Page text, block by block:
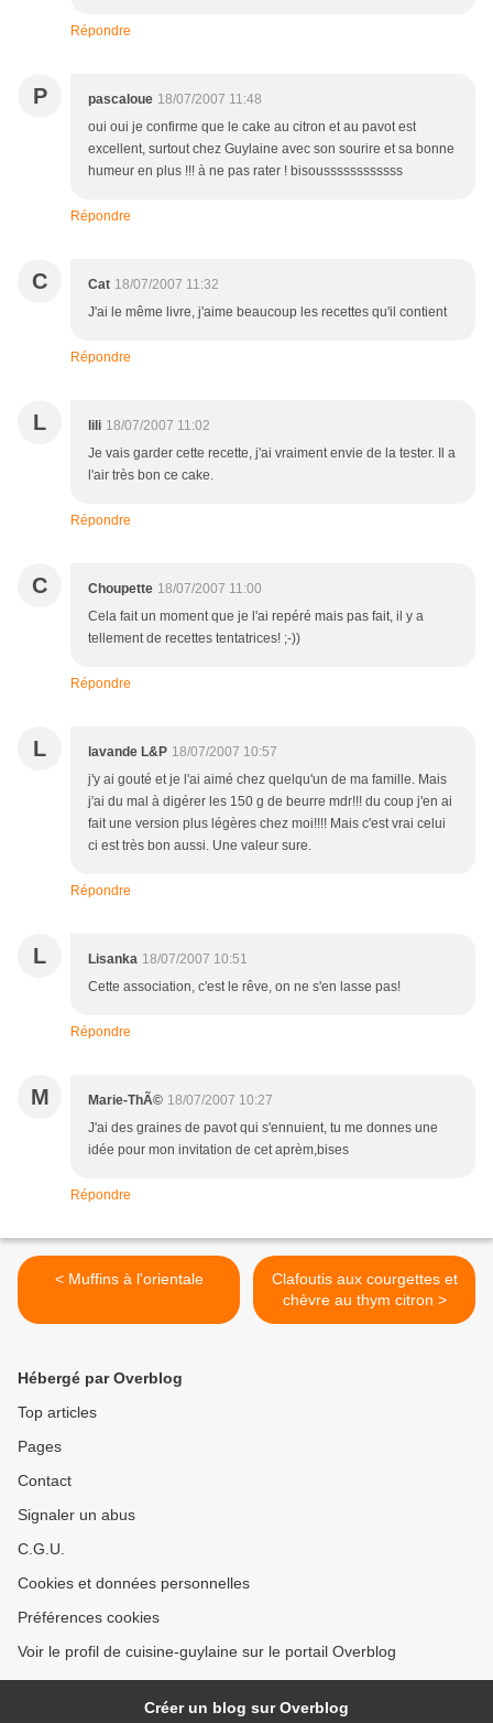
Répondre
P pascaloue 18/07/2007 11:48
oui oui je confirme que le cake au citron et au pavot est
excellent, surtout chez Guylaine avec son sourire et sa bonne
humeur en plus !!! à ne pas rater ! bisoussssssssssss
Répondre
C Cat 18/07/2007 11:32
J'ai le même livre, j'aime beaucoup les recettes qu'il contient
Répondre
L lili 18/07/2007 11:02
Je vais garder cette recette, j'ai vraiment envie de la tester. Il a
l'air très bon ce cake.
Répondre
C Choupette 18/07/2007 11:00
Cela fait un moment que je l'ai repéré mais pas fait, il y a
tellement de recettes tentatrices! ;-))
Répondre
L lavande L&P 18/07/2007 10:57
j'y ai gouté et je l'ai aimé chez quelqu'un de ma famille. Mais
j'ai du mal à digérer les 150 g de beurre mdr!!! du coup j'en ai
fait une version plus légères chez moi!!!! Mais c'est vrai celui
ci est très bon aussi. Une valeur sure.
Répondre
L Lisanka 18/07/2007 10:51
Cette association, c'est le rêve, on ne s'en lasse pas!
Répondre
M Marie-ThÃ© 18/07/2007 10:27
J'ai des graines de pavot qui s'ennuient, tu me donnes une
idée pour mon invitation de cet aprèm,bises
Répondre
< Muffins à l'orientale
Clafoutis aux courgettes et
chèvre au thym citron >
Hébergé par Overblog
Top articles
Pages
Contact
Signaler un abus
C.G.U.
Cookies et données personnelles
Préférences cookies
Voir le profil de cuisine-guylaine sur le portail Overblog
Créer un blog sur Overblog